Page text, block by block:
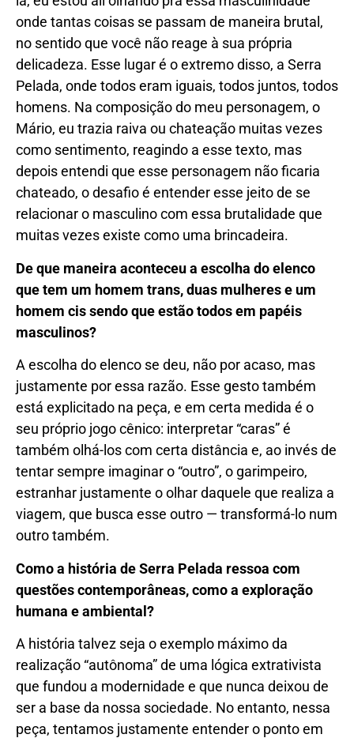
onde tantas coisas se passam de maneira brutal,
no sentido que você não reage à sua própria
delicadeza. Esse lugar é o extremo disso, a Serra
Pelada, onde todos eram iguais, todos juntos, todos
homens. Na composição do meu personagem, o
Mário, eu trazia raiva ou chateação muitas vezes
como sentimento, reagindo a esse texto, mas
depois entendi que esse personagem não ficaria
chateado, o desafio é entender esse jeito de se
relacionar o masculino com essa brutalidade que
muitas vezes existe como uma brincadeira.
De que maneira aconteceu a escolha do elenco
que tem um homem trans, duas mulheres e um
homem cis sendo que estão todos em papéis
masculinos?
A escolha do elenco se deu, não por acaso, mas
justamente por essa razão. Esse gesto também
está explicitado na peça, e em certa medida é o
seu próprio jogo cênico: interpretar “caras” é
também olhá-los com certa distância e, ao invés de
tentar sempre imaginar o “outro”, o garimpeiro,
estranhar justamente o olhar daquele que realiza a
viagem, que busca esse outro — transformá-lo num
outro também.
Como a história de Serra Pelada ressoa com
questões contemporâneas, como a exploração
humana e ambiental?
A história talvez seja o exemplo máximo da
realização “autônoma” de uma lógica extrativista
que fundou a modernidade e que nunca deixou de
ser a base da nossa sociedade. No entanto, nessa
peça, tentamos justamente entender o ponto em